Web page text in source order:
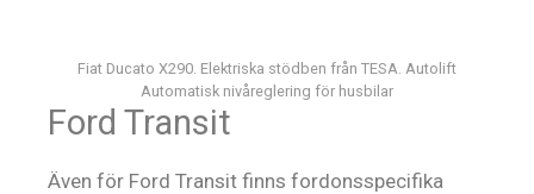
Fiat Ducato X290. Elektriska stödben från TESA. Autolift
Automatisk nivåreglering för husbilar
Ford Transit
Även för Ford Transit finns fordonsspecifika